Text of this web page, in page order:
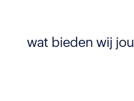
wat bieden wij jou